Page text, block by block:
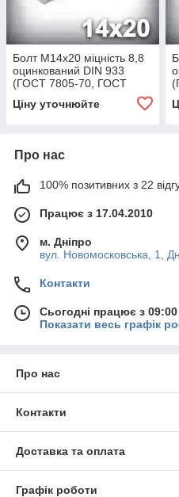
Болт М14х20 міцність 8,8
оцинкований DIN 933
(ГОСТ 7805-70, ГОСТ
Ціну уточнюйте
Про нас
100% позитивних з 22
Працює з 17.04.2010
м. Дніпро
вул. Новомосковська, 1,
Контакти
Сьогодні працює з
Показати весь графік
Про нас
Контакти
Доставка та оплата
Графік роботи